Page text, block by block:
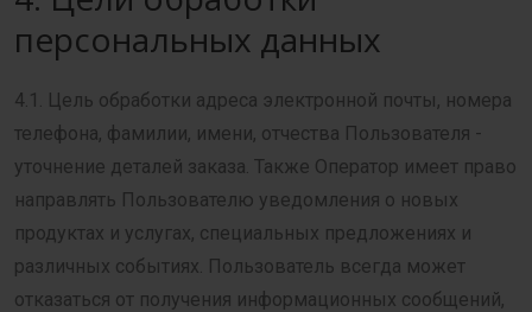
персональных данных
4.1. Цель обработки адреса электронной почты, номера
телефона, фамилии, имени, отчества Пользователя -
уточнение деталей заказа. Также Оператор имеет право
направлять Пользователю уведомления о новых
продуктах и услугах, специальных предложениях и
различных событиях. Пользователь всегда может
отказаться от получения информационных сообщений,